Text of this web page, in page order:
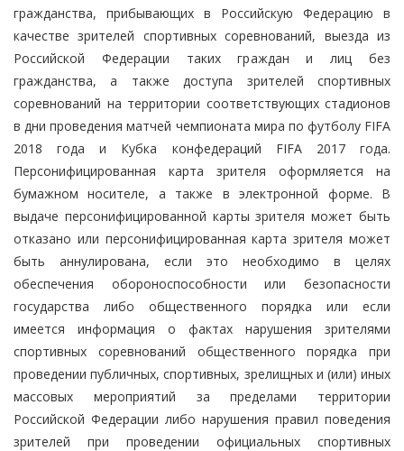
гражданства, прибывающих в Российскую Федерацию в
качестве зрителей спортивных соревнований, выезда из
Российской Федерации таких граждан и лиц без
гражданства, а также доступа зрителей спортивных
соревнований на территории соответствующих стадионов
в дни проведения матчей чемпионата мира по футболу FIFA
2018 года и Кубка конфедераций FIFA 2017 года.
Персонифицированная карта зрителя оформляется на
бумажном носителе, а также в электронной форме. В
выдаче персонифицированной карты зрителя может быть
отказано или персонифицированная карта зрителя может
быть аннулирована, если это необходимо в целях
обеспечения обороноспособности или безопасности
государства либо общественного порядка или если
имеется информация о фактах нарушения зрителями
спортивных соревнований общественного порядка при
проведении публичных, спортивных, зрелищных и (или) иных
массовых мероприятий за пределами территории
Российской Федерации либо нарушения правил поведения
зрителей при проведении официальных спортивных